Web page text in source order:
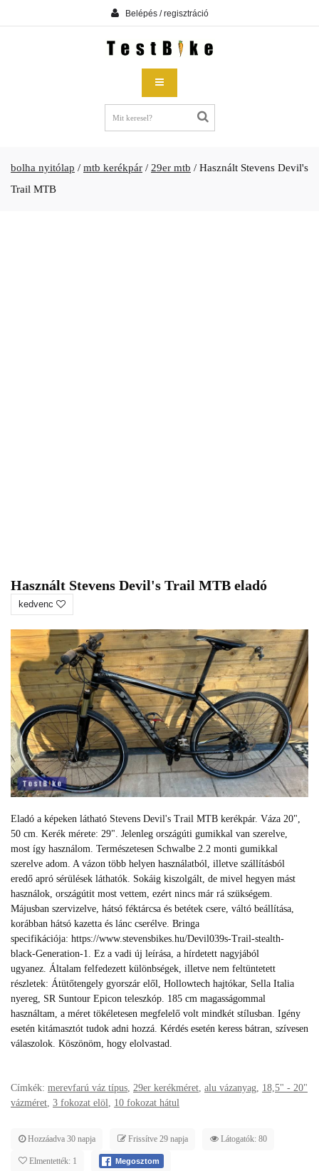
Belépés / regisztráció
bolha nyitólap / mtb kerékpár / 29er mtb / Használt Stevens Devil's
Trail MTB
Használt Stevens Devil's Trail MTB eladó
kedvenc
Eladó a képeken látható Stevens Devil's Trail MTB kerékpár. Váza 20",
50 cm. Kerék mérete: 29". Jelenleg országúti gumikkal van szerelve,
most így használom. Természetesen Schwalbe 2.2 monti gumikkal
szerelve adom. A vázon több helyen használatból, illetve szállításból
eredő apró sérülések láthatók. Sokáig kiszolgált, de mivel hegyen mást
használok, országútit most vettem, ezért nincs már rá szükségem.
Májusban szervizelve, hátsó féktárcsa és betétek csere, váltó beállítása,
korábban hátsó kazetta és lánc cserélve. Bringa
specifikációja: https://www.stevensbikes.hu/Devil039s-Trail-stealth-
black-Generation-1. Ez a vadi új leírása, a hírdetett nagyjából
ugyanez. Általam felfedezett különbségek, illetve nem feltüntetett
részletek: Átütőtengely gyorszár elől, Hollowtech hajtókar, Sella Italia
nyereg, SR Suntour Epicon teleszkóp. 185 cm magasságommal
használtam, a méret tökéletesen megfelelő volt mindkét stílusban. Igény
esetén kitámasztót tudok adni hozzá. Kérdés esetén keress bátran, szívesen
válaszolok. Köszönöm, hogy elolvastad.
Címkék: merevfarú váz típus, 29er kerékméret, alu vázanyag, 18,5" - 20"
vázméret, 3 fokozat elöl, 10 fokozat hátul
Hozzáadva 30 napja Frissítve 29 napja Látogatók: 80
Elmentették: 1 Megosztom